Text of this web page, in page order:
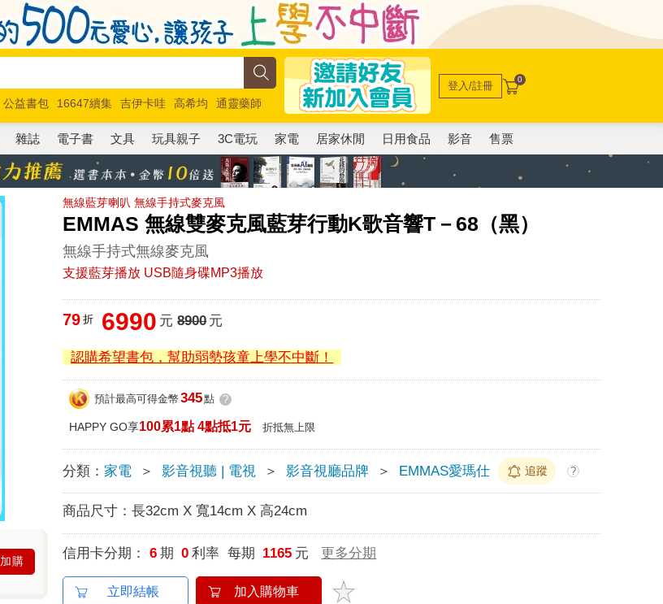
公益書包 16647續集 吉伊卡哇 高希均
通靈藥師
馬斯克 玩具總動員5 超慢跑
登入/註冊 0
雜誌 電子書 文具 玩具親子 3C電玩 家電 居家休閒 日用食品 影音 售票
無線藍芽喇叭 無線手持式麥克風
EMMAS 無線雙麥克風藍芽行動K歌音響T－68（黑）
無線手持式無線麥克風
支援藍芽播放 USB隨身碟MP3播放
加購
79 折 6990 元 8900元
認購希望書包，幫助弱勢孩童上學不中斷！
預計最高可得金幣 345點 ?
HAPPY GO享100累1點 4點抵1元 折抵無上限
分類： 家電 ＞ 影音視聽 | 電視 ＞ 影音視廳品牌 ＞ EMMAS愛瑪仕 追蹤 ?
商品尺寸：長32cm X 寬14cm X 高24cm
信用卡分期： 6 期 0 利率 每期 1165 元 更多分期
立即結帳 加入購物車